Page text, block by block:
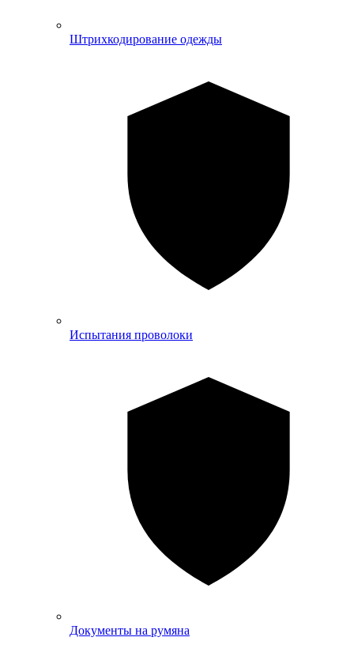
Штрихкодирование одежды
Испытания проволоки
Документы на румяна